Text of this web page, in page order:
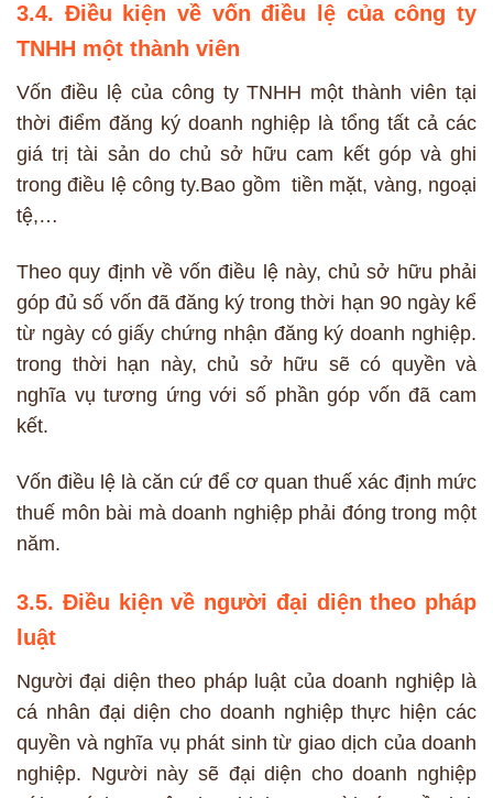
3.4. Điều kiện về vốn điều lệ của công ty
TNHH một thành viên
Vốn điều lệ của công ty TNHH một thành viên tại
thời điểm đăng ký doanh nghiệp là tổng tất cả các
giá trị tài sản do chủ sở hữu cam kết góp và ghi
trong điều lệ công ty.Bao gồm tiền mặt, vàng, ngoại
tệ,…
Theo quy định về vốn điều lệ này, chủ sở hữu phải
góp đủ số vốn đã đăng ký trong thời hạn 90 ngày kể
từ ngày có giấy chứng nhận đăng ký doanh nghiệp.
trong thời hạn này, chủ sở hữu sẽ có quyền và
nghĩa vụ tương ứng với số phần góp vốn đã cam
kết.
Vốn điều lệ là căn cứ để cơ quan thuế xác định mức
thuế môn bài mà doanh nghiệp phải đóng trong một
năm.
3.5. Điều kiện về người đại diện theo pháp
luật
Người đại diện theo pháp luật của doanh nghiệp là
cá nhân đại diện cho doanh nghiệp thực hiện các
quyền và nghĩa vụ phát sinh từ giao dịch của doanh
nghiệp. Người này sẽ đại diện cho doanh nghiệp